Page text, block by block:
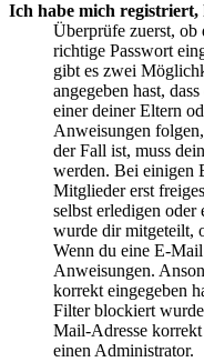
Ich habe mich
Überprüfe zuerst, ob
richtige Passwort
gibt es zwei
angegeben hast,
einer deiner Eltern
Anweisungen
der Fall ist, muss
werden. Bei einigen
Mitglieder erst
selbst erledigen
wurde dir mitgeteilt,
Wenn du eine E-
Anweisungen.
korrekt eingegeben
Filter blockiert
Mail-Adresse
einen Administrator.